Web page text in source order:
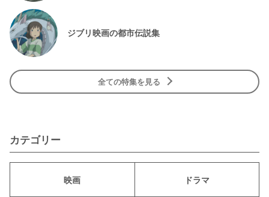
ジブリ映画の都市伝説集
全ての特集を見る
カテゴリー
映画 ドラマ